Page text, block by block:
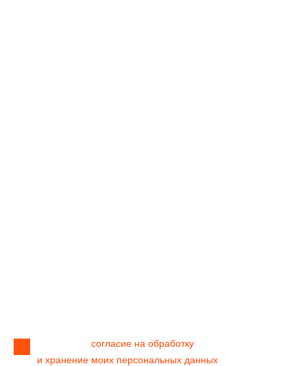
согласие на обработку
и хранение моих персональных данных